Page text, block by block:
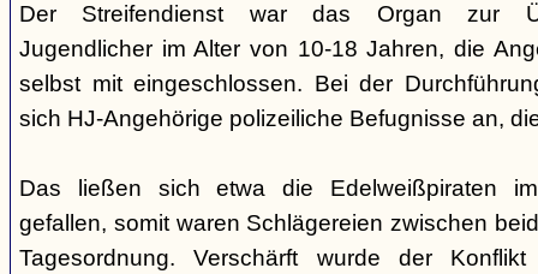
Der Streifendienst war das Organ zur
Jugendlicher im Alter von 10-18 Jahren, die
selbst mit eingeschlossen. Bei der
sich HJ-Angehörige polizeiliche Befugnisse an,
Das ließen sich etwa die Edelweißpiraten
gefallen, somit waren Schlägereien zwischen
Tagesordnung. Verschärft wurde der